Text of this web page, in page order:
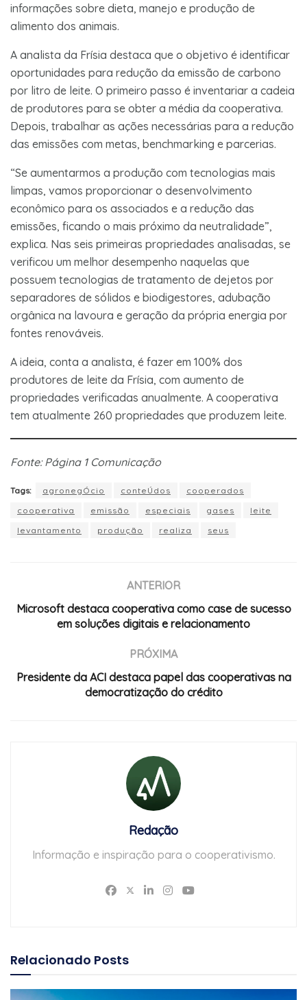
informações sobre dieta, manejo e produção de
alimento dos animais.
A analista da Frísia destaca que o objetivo é identificar
oportunidades para redução da emissão de carbono
por litro de leite. O primeiro passo é inventariar a cadeia
de produtores para se obter a média da cooperativa.
Depois, trabalhar as ações necessárias para a redução
das emissões com metas, benchmarking e parcerias.
“Se aumentarmos a produção com tecnologias mais
limpas, vamos proporcionar o desenvolvimento
econômico para os associados e a redução das
emissões, ficando o mais próximo da neutralidade”,
explica. Nas seis primeiras propriedades analisadas, se
verificou um melhor desempenho naquelas que
possuem tecnologias de tratamento de dejetos por
separadores de sólidos e biodigestores, adubação
orgânica na lavoura e geração da própria energia por
fontes renováveis.
A ideia, conta a analista, é fazer em 100% dos
produtores de leite da Frísia, com aumento de
propriedades verificadas anualmente. A cooperativa
tem atualmente 260 propriedades que produzem leite.
Fonte: Página 1 Comunicação
Tags: agronegÓcio conteÚdos
cooperados
cooperativa
emissão especiais gases
leite
levantamento
produção realiza seus
ANTERIOR
Microsoft destaca cooperativa como case de sucesso
em soluções digitais e relacionamento
PRÓXIMA
Presidente da ACI destaca papel das cooperativas na
democratização do crédito
Redação
Informação e inspiração para o cooperativismo.
Relacionado Posts